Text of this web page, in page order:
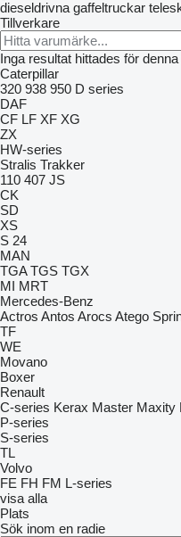
dieseldrivna gaffeltruckar
Tillverkare
Inga resultat hittades för
Caterpillar
320 938 950 D series
DAF
CF LF XF XG
ZX
HW-series
Stralis Trakker
110 407 JS
CK
SD
XS
S 24
MAN
TGA TGS TGX
MI MRT
Mercedes-Benz
Actros Antos Arocs Atego
TF
WE
Movano
Boxer
Renault
C-series Kerax Master Maxity
P-series
S-series
TL
Volvo
FE FH FM L-series
visa alla
Plats
Sök inom en radie